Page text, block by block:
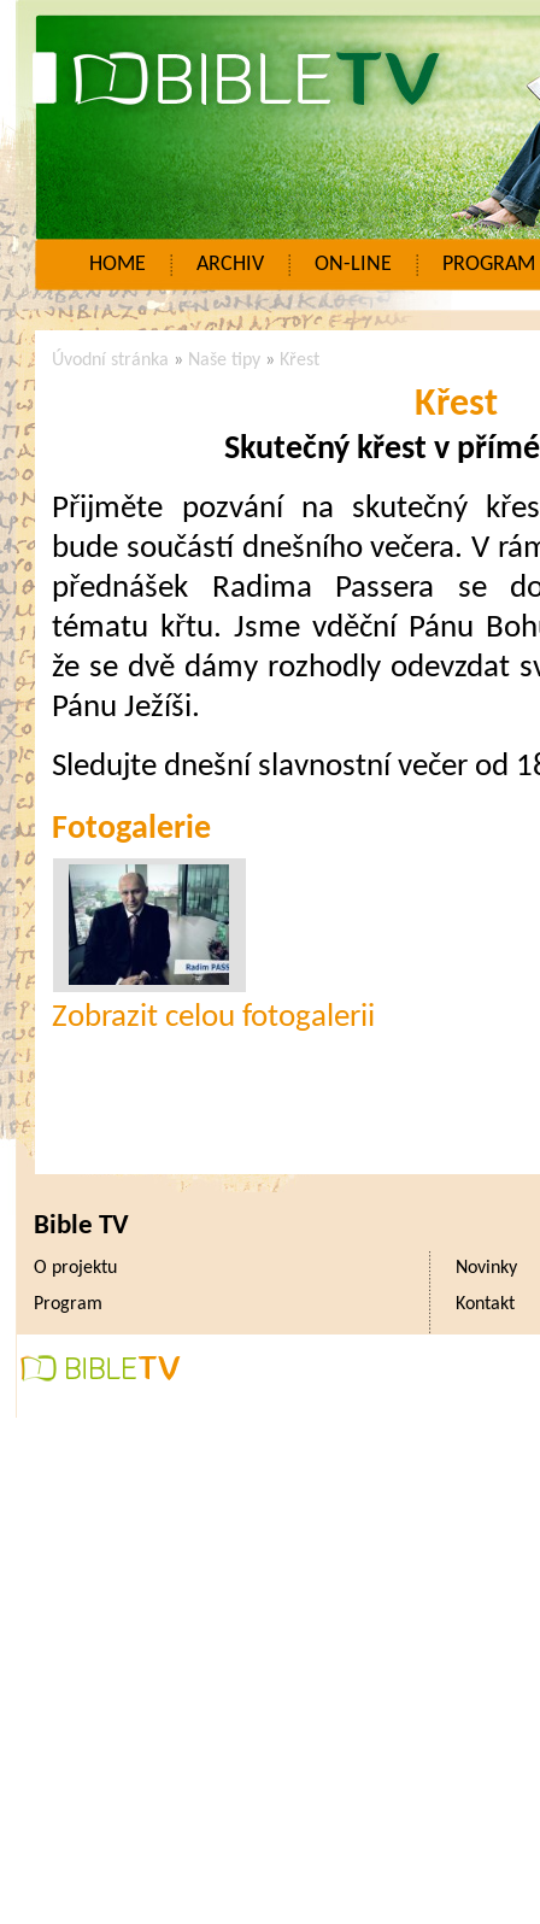
HOME ARCHIV ON-LINE PROGRAM
Úvodní stránka » Naše tipy » Křest
Křest
Skutečný křest v
Přijměte pozvání na skutečný
bude součástí dnešního večera. V
přednášek Radima Passera se
tématu křtu. Jsme vděční Pánu
že se dvě dámy rozhodly odevzdat
Pánu Ježíši.
Sledujte dnešní slavnostní večer od
Fotogalerie
Zobrazit celou fotogalerii
Bible TV
O projektu
Novinky
Program
Kontakt